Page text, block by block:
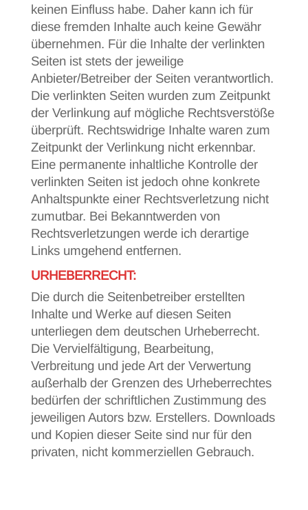
keinen Einfluss habe. Daher kann ich für
diese fremden Inhalte auch keine Gewähr
übernehmen. Für die Inhalte der verlinkten
Seiten ist stets der jeweilige
Anbieter/Betreiber der Seiten verantwortlich.
Die verlinkten Seiten wurden zum Zeitpunkt
der Verlinkung auf mögliche Rechtsverstöße
überprüft. Rechtswidrige Inhalte waren zum
Zeitpunkt der Verlinkung nicht erkennbar.
Eine permanente inhaltliche Kontrolle der
verlinkten Seiten ist jedoch ohne konkrete
Anhaltspunkte einer Rechtsverletzung nicht
zumutbar. Bei Bekanntwerden von
Rechtsverletzungen werde ich derartige
Links umgehend entfernen.
URHEBERRECHT:
Die durch die Seitenbetreiber erstellten
Inhalte und Werke auf diesen Seiten
unterliegen dem deutschen Urheberrecht.
Die Vervielfältigung, Bearbeitung,
Verbreitung und jede Art der Verwertung
außerhalb der Grenzen des Urheberrechtes
bedürfen der schriftlichen Zustimmung des
jeweiligen Autors bzw. Erstellers. Downloads
und Kopien dieser Seite sind nur für den
privaten, nicht kommerziellen Gebrauch.